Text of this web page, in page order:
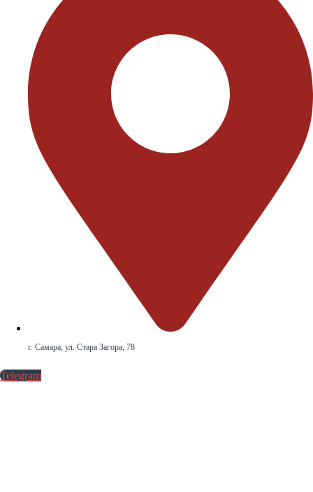
г. Самара, ул. Стара Загора, 78
Telegram